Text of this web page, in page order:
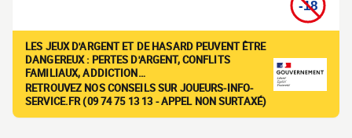
LES JEUX D'ARGENT ET DE HASARD PEUVENT ÊTRE
DANGEREUX : PERTES D'ARGENT, CONFLITS
FAMILIAUX, ADDICTION…
RETROUVEZ NOS CONSEILS SUR JOUEURS-INFO-
SERVICE.FR (09 74 75 13 13 - APPEL NON SURTAXÉ)